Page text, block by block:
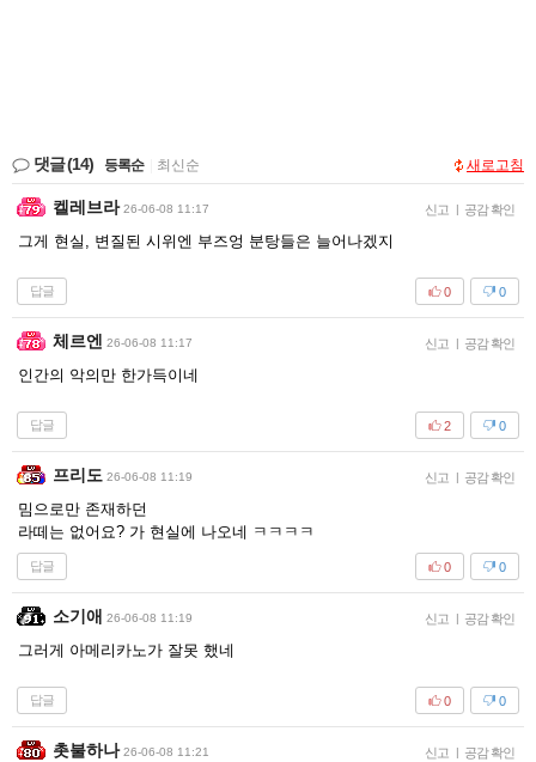
댓글(14) 등록순 최신순 새로고침
켈레브라 26-06-08 11:17 신고 | 공감 확인
그게 현실, 변질된 시위엔 부즈엉 분탕들은 늘어나겠지
답글 0
0
체르엔 26-06-08 11:17 신고 | 공감 확인
인간의 악의만 한가득이네
답글 0
2
프리도 26-06-08 11:19 신고 | 공감 확인
밈으로만 존재하던
라떼는 없어요? 가 현실에 나오네 ㅋㅋㅋㅋ
답글 0
0
소기애 26-06-08 11:19 신고 | 공감 확인
그러게 아메리카노가 잘못 했네
답글 0
0
촛불하나 26-06-08 11:21 신고 | 공감 확인